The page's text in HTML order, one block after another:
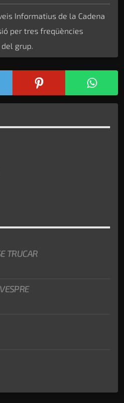
Informatius de la Cadena
per tres freqüències
grup.
TRUCAR